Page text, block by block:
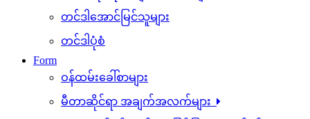
တင်ဒါအောင်မြင်သူများ
တင်ဒါပုံစံ
Form
ဝန်ထမ်းခေါ်စာများ
မီတာဆိုင်ရာ အချက်အလက်များ